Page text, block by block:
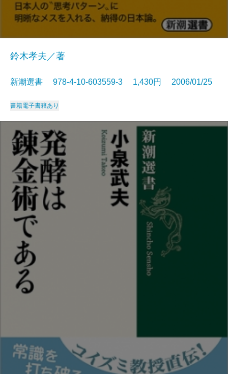
鈴木孝夫／著
新潮選書 978-4-10-603559-3 1,430円 2006/01/25
書籍電子書籍あり